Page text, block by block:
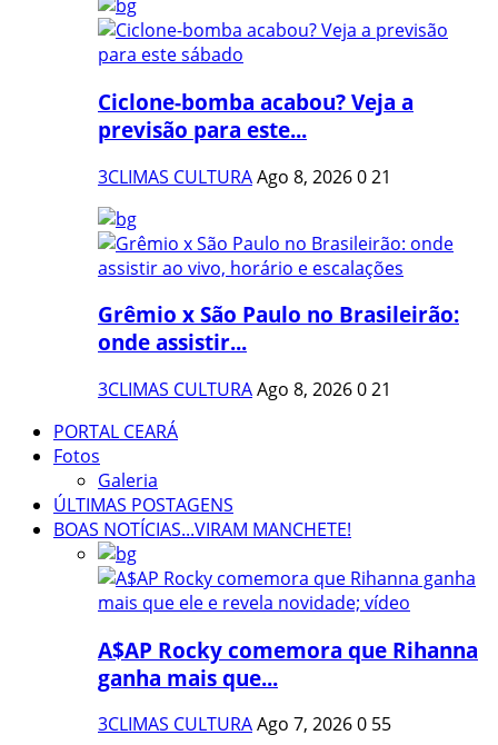
Ciclone-bomba acabou? Veja a
previsão para este...
3CLIMAS CULTURAAgo 8, 2026021
Grêmio x São Paulo no Brasileirão:
onde assistir...
3CLIMAS CULTURAAgo 8, 2026021
PORTAL CEARÁ
Fotos
Galeria
ÚLTIMAS POSTAGENS
BOAS NOTÍCIAS...VIRAM MANCHETE!
A$AP Rocky comemora que Rihanna
ganha mais que...
3CLIMAS CULTURAAgo 7, 20260 55